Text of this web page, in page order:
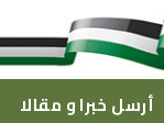
أرسل خبرا و مقالا